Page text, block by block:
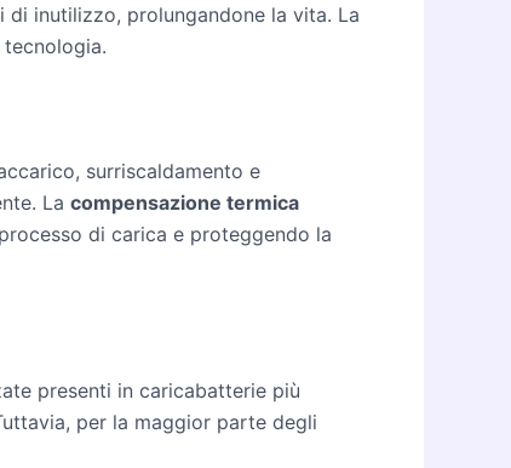
inutilizzo, prolungandone la vita. La
surriscaldamento e
La compensazione termica
di carica e proteggendo la
presenti in caricabatterie più
per la maggior parte degli